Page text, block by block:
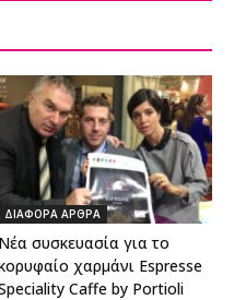
ΔΙΑΦΟΡΑ ΑΡΘΡΑ
Νέα συσκευασία για το
χαρμάνι Espresse
Caffe by Portioli